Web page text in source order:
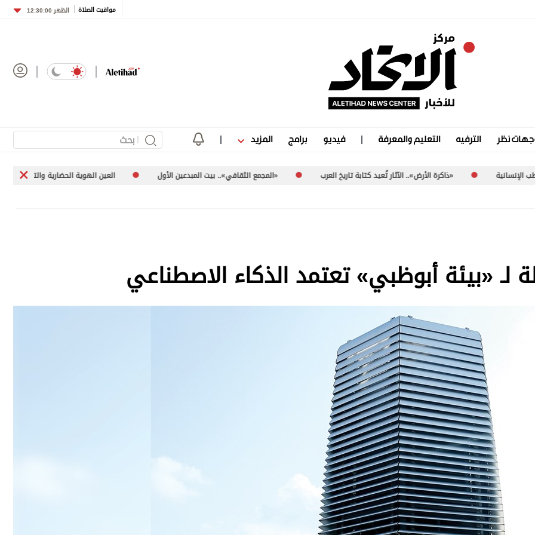
مواقيت الصلاة الظهر 12:30:00
نظر الترفيه التعليم والمعرفة فيديو برامج المزيد
«ذاكرة الأرض».. الآثار تُعيد كتابة تاريخ العرب «المجمع الثقافي».. بيت المبدعين الأول العين الهوية الحضارية والتكامل الإنساني
لـ «بيئة أبوظبي» تعتمد الذكاء الاصطناعي